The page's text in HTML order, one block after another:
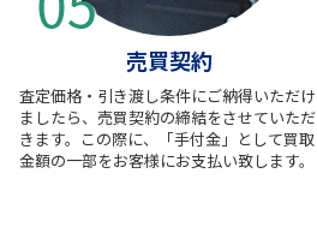
売買契約
査定価格・引き渡し条件にご納得いただけ
ましたら、売買契約の締結をさせていただ
きます。この際に、「手付金」として買取
金額の一部をお客様にお支払い致します。